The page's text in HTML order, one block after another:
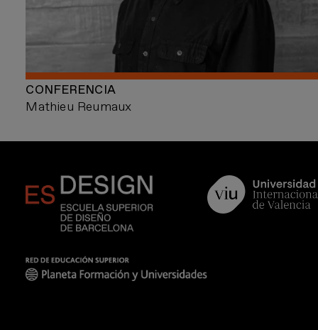
Mathieu Reumaux
CONFERENCIA